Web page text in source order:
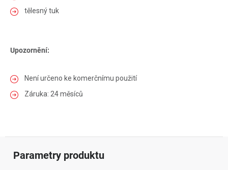
tělesný tuk
Upozornění:
Není určeno ke komerčnímu použití
Záruka: 24 měsíců
Parametry produktu